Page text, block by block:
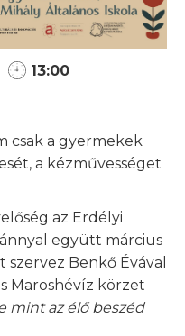
13:00
csak a gyermekek
a kézművességet
az Erdélyi
együtt március
Benkő Évával
Maroshévíz körzet
mint az élő beszéd